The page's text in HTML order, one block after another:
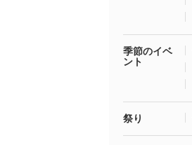
季節のイベ
ント
祭り